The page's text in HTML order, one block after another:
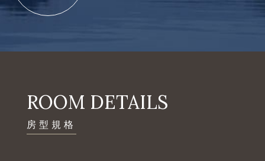
ROOM DETAILS
房型規格